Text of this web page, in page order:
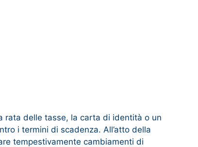
rata delle tasse, la carta di identità o un
i termini di scadenza. All’atto della
tempestivamente cambiamenti di